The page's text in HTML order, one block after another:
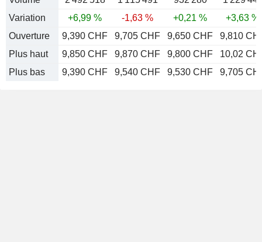
Variation
+6,99 % -1,63 % +0,21 %
+3,63 %
Ouverture
9,390 CHF 9,705 CHF 9,650 CHF
9,810
Plus haut
9,850 CHF 9,870 CHF 9,800 CHF
10,02
Plus bas
9,390 CHF 9,540 CHF 9,530 CHF 9,705